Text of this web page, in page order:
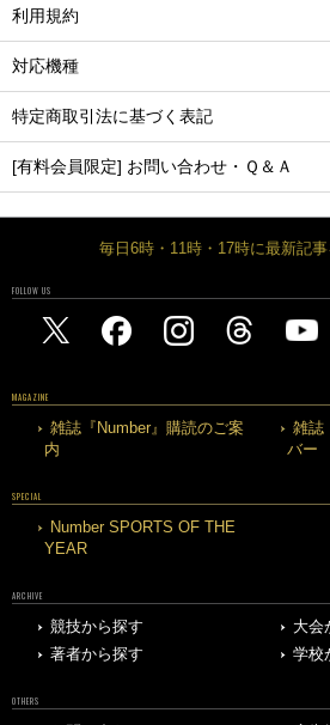
利用規約
対応機種
特定商取引法に基づく表記
[有料会員限定] お問い合わせ・Ｑ＆Ａ
毎日6時・11時・17時に最新記
FOLLOW US
MAGAZINE
雑誌『Number』購読のご案
内
雑誌
バー
SPECIAL
Number SPORTS OF THE
YEAR
ARCHIVE
競技から探す
大会
著者から探す
学校
OTHERS